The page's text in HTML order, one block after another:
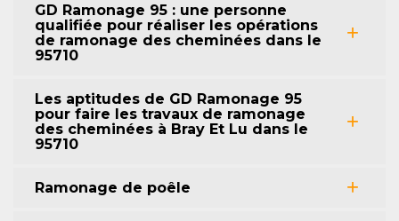
GD Ramonage 95 : une personne
qualifiée pour réaliser les opérations
de ramonage des cheminées dans le
95710
Les aptitudes de GD Ramonage 95
pour faire les travaux de ramonage
des cheminées à Bray Et Lu dans le
95710
Ramonage de poêle